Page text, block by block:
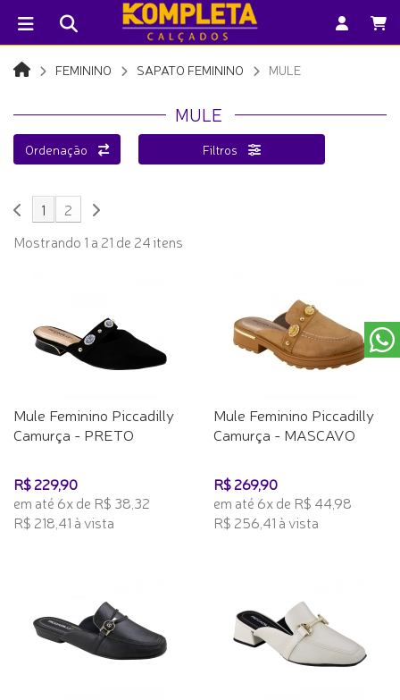
FEMININO SAPATO FEMININO MULE
MULE
Ordenação Filtros
1
2
Mostrando 1 a 21 de 24 itens
Mule Feminino Piccadilly
Camurça - PRETO
R$ 229,90
em até 6x de R$ 38,32
R$ 218,41 à vista
Mule Feminino Piccadilly
Camurça - MASCAVO
R$ 269,90
em até 6x de R$ 44,98
R$ 256,41 à vista